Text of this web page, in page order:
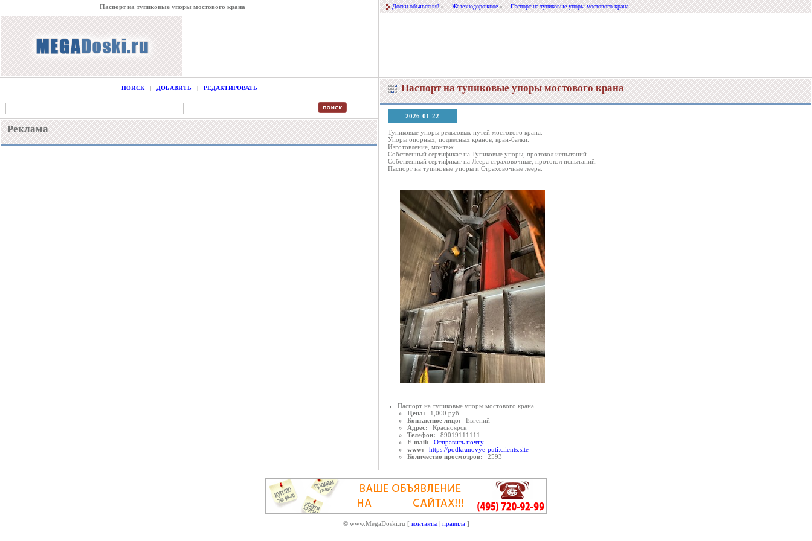
Паспорт на тупиковые упоры мостового крана Доски объявлений» Железнодорожное» Паспорт на тупиковые упоры мостового крана
ПОИСК| ДОБАВИТЬ | РЕДАКТИРОВАТЬ
Реклама
Паспорт на тупиковые упоры мостового крана
2026-01-22
Тупиковые упоры рельсовых путей мостового крана.
Упоры опорных, подвесных кранов, кран-балки.
Изготовление, монтаж.
Собственный сертификат на Тупиковые упоры, протокол испытаний.
Собственный сертификат на Леера страховочные, протокол испытаний.
Паспорт на тупиковые упоры и Страховочные леера.
Паспорт на тупиковые упоры мостового крана
Цена:
1,000 руб.
Контактное лицо:
Евгений
Адрес:
Красноярск
Телефон:
89019111111
E-mail:
Отправить почту
www:
https://podkranovye-puti.clients.site
Количество просмотров:
2593
© www.MegaDoski.ru [ контакты| правила]